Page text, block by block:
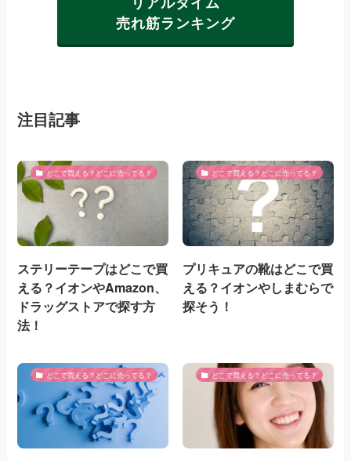
売れ筋ランキング
注目記事
どこで買える？どこに売ってる？
ステリーテープはどこで買
える？イオンやAmazon、
ドラッグストアで探す方
法！
どこで買える？どこに売ってる？
プリキュアの靴はどこで買
える？イオンやしまむらで
探そう！
どこで買える？どこに売ってる？ どこで買える？どこに売ってる？